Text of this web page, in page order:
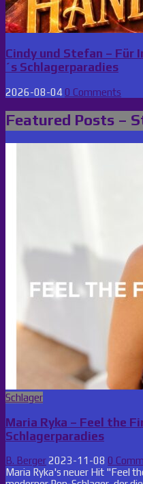
Cindy und Stefan – Für
´s Schlagerparadies
2026-08-04 0 Comments
Featured Posts –
Posted
Schlager
Maria Ryka – Feel the
Schlagerparadies
B. Berger2023-11-08 0
Maria Ryka's neuer Hit "Feel